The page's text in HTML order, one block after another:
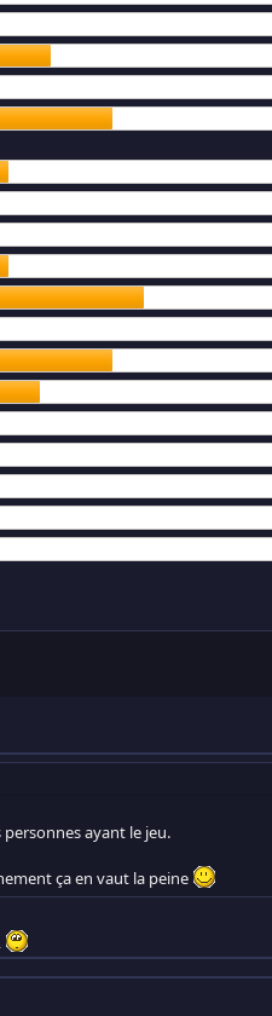
ayant le jeu.
ça en vaut la peine